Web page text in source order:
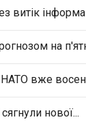
витік
на
вже
нової...